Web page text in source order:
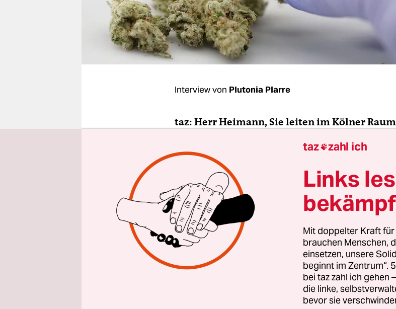
fragen & hilfe
unterstützen
genossenschaft
Interview von Plutonia Plarre
taz: Herr Heimann, Sie leiten im Kölner
Florian Heimann:
Deutschland lieferbar ist. Medizinische
zurzeit aus Holland und Kanada importiert.
Sorten, die Kanadier beliefern Deutschland mit
Wesentlichen handelt es sich dabei um
Cannabisextrakte.
Wie unterscheiden sich die Sorten?
Der Wirkstoffgehalt ist sehr unterschiedlich.
taz zahl ich
Links
Mit doppelter Kraft
brauchen Menschen,
einsetzen, unsere
beginnt im Zentrum“.
bei taz zahl ich gehen
die linke,
bevor sie